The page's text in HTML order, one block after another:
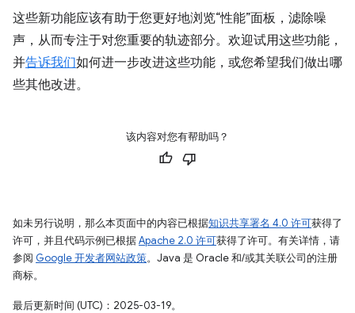
这些新功能应该有助于您更好地浏览“性能”面板，滤除噪
声，从而专注于对您重要的轨迹部分。欢迎试用这些功能，
并告诉我们如何进一步改进这些功能，或您希望我们做出哪
些其他改进。
该内容对您有帮助吗？
如未另行说明，那么本页面中的内容已根据知识共享署名 4.0 许可获得了
许可，并且代码示例已根据Apache 2.0 许可获得了许可。有关详情，请
参阅 Google 开发者网站政策。Java 是 Oracle 和/或其关联公司的注册
商标。
最后更新时间 (UTC)：2025-03-19。